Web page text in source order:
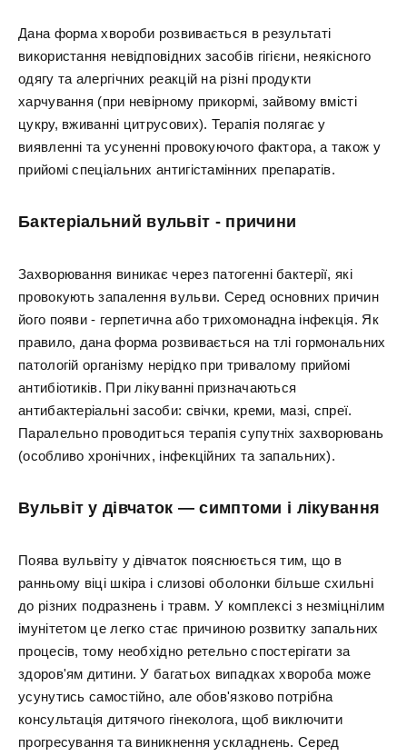
Дана форма хвороби розвивається в результаті
використання невідповідних засобів гігієни, неякісного
одягу та алергічних реакцій на різні продукти
харчування (при невірному прикормі, зайвому вмісті
цукру, вживанні цитрусових). Терапія полягає у
виявленні та усуненні провокуючого фактора, а також у
прийомі спеціальних антигістамінних препаратів.
Бактеріальний вульвіт - причини
Захворювання виникає через патогенні бактерії, які
провокують запалення вульви. Серед основних причин
його появи - герпетична або трихомонадна інфекція. Як
правило, дана форма розвивається на тлі гормональних
патологій організму нерідко при тривалому прийомі
антибіотиків. При лікуванні призначаються
антибактеріальні засоби: свічки, креми, мазі, спреї.
Паралельно проводиться терапія супутніх захворювань
(особливо хронічних, інфекційних та запальних).
Вульвіт у дівчаток — симптоми і лікування
Поява вульвіту у дівчаток пояснюється тим, що в
ранньому віці шкіра і слизові оболонки більше схильні
до різних подразнень і травм. У комплексі з незміцнілим
імунітетом це легко стає причиною розвитку запальних
процесів, тому необхідно ретельно спостерігати за
здоров'ям дитини. У багатьох випадках хвороба може
усунутись самостійно, але обов'язково потрібна
консультація дитячого гінеколога, щоб виключити
прогресування та виникнення ускладнень. Серед